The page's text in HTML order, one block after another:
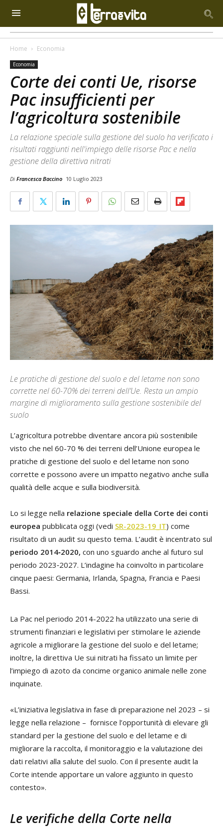
Home Economia
Economia
Corte dei conti Ue, risorse
Pac insufficienti per
l’agricoltura sostenibile
La relazione speciale sulla gestione del suolo ha verificato i
risultati raggiunti nell'impiego delle risorse Pac e nella
gestione della direttiva nitrati
Di Francesca Baccino 10 Luglio 2023
Le pratiche di gestione del suolo e del letame non sono
corrette nel 60-70% dei terreni dell’Ue. Resta un ampio
margine di miglioramento sulla gestione sostenibile del
suolo
L’agricoltura potrebbe diventare ancora più sostenibile
visto che nel 60-70 % dei terreni dell’Unione europea le
pratiche di gestione del suolo e del letame non sono
corrette e possono avere un impatto negativo anche sulla
qualità delle acque e sulla biodiversità.
Lo si legge nella relazione speciale della Corte dei conti
europea pubblicata oggi (vedi SR-2023-19_IT) come
risultato di un audit su questo tema. L’audit è incentrato sul
periodo 2014‑2020, con uno sguardo anche al futuro sul
periodo 2023‑2027. L’indagine ha coinvolto in particolare
cinque paesi: Germania, Irlanda, Spagna, Francia e Paesi
Bassi.
La Pac nel periodo 2014-2022 ha utilizzato una serie di
strumenti finanziari e legislativi per stimolare le aziende
agricole a migliorare la gestione del suolo e del letame;
inoltre, la direttiva Ue sui nitrati ha fissato un limite per
l’impiego di azoto da concime organico animale nelle zone
inquinate.
«L’iniziativa legislativa in fase di preparazione nel 2023 – si
legge nella relazione – fornisce l’opportunità di elevare gli
standard per la gestione del suolo e del letame e di
migliorare la raccolta, il monitoraggio e la valutazione dei
dati relativi alla salute del suolo. Con il presente audit la
Corte intende apportare un valore aggiunto in questo
contesto».
Le verifiche della Corte nella